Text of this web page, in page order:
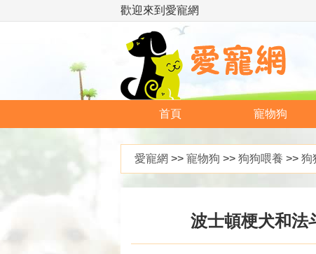
歡迎來到愛寵網
首頁 寵物狗
愛寵網 >> 寵物狗 >> 狗狗喂養 >> 狗
波士頓梗犬和法